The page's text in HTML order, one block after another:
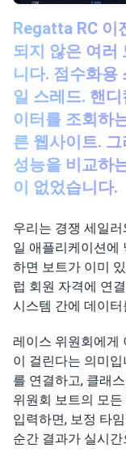
Regatta RC 이
되지 않은 여러
니다. 점수화용
일 스레드. 핸디
이터를 조회하
른 웹사이트.
성능을 비교하
이 없었습니다.
우리는 경쟁 세일
일 애플리케이션에
하면 보트가 이미
럽 회원 자격에 연
시스템 간에 데이
레이스 위원회에게
이 걸린다는 의미입
를 연결하고, 클래
위원회 보트의 모
입력하면, 보정 타
순간 결과가 실시